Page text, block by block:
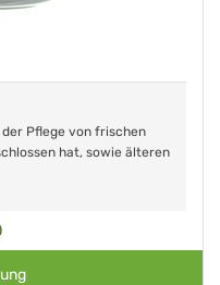
Pflege von frischen
hat, sowie älteren